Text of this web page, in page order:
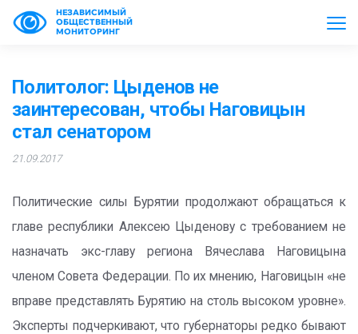
НЕЗАВИСИМЫЙ
ОБЩЕСТВЕННЫЙ
МОНИТОРИНГ
Политолог: Цыденов не
заинтересован, чтобы Наговицын
стал сенатором
21.09.2017
Политические силы Бурятии продолжают обращаться к
главе республики Алексею Цыденову с требованием не
назначать экс-главу региона Вячеслава Наговицына
членом Совета Федерации. По их мнению, Наговицын «не
вправе представлять Бурятию на столь высоком уровне».
Эксперты подчеркивают, что губернаторы редко бывают